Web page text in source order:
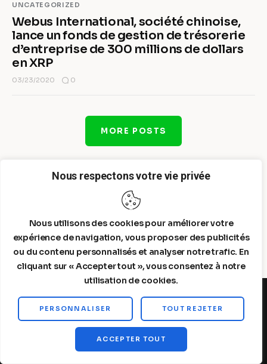
Nous respectons votre vie privée
Nous utilisons des cookies pour améliorer votre
expérience de navigation, vous proposer des publicités
ou du contenu personnalisés et analyser notre trafic. En
cliquant sur « Accepter tout », vous consentez à notre
utilisation de cookies.
PERSONNALISER TOUT REJETER
ACCEPTER TOUT
UNCATEGORIZED
Webus International, société chinoise,
lance un fonds de gestion de trésorerie
d’entreprise de 300 millions de dollars
en XRP
03/23/2020 0
MORE POSTS
Steelldy© 2026. All Rights Reserved.